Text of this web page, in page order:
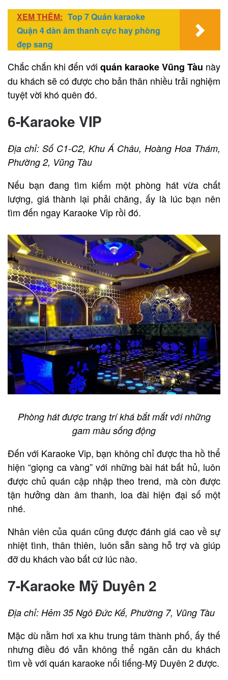
XEM THÊM: Top 7 Quán karaoke
Quận 4 dàn âm thanh cực hay phòng
đẹp sang
Chắc chắn khi đến với quán karaoke Vũng Tàu này
du khách sẽ có được cho bản thân nhiều trải nghiệm
tuyệt vời khó quên đó.
6-Karaoke VIP
Địa chỉ: Số C1-C2, Khu Á Châu, Hoàng Hoa Thám,
Phường 2, Vũng Tàu
Nếu bạn đang tìm kiếm một phòng hát vừa chất
lượng, giá thành lại phải chăng, ấy là lúc bạn nên
tìm đến ngay Karaoke Vip rồi đó.
Phòng hát được trang trí khá bắt mắt với những
gam màu sống động
Đến với Karaoke Vip, bạn không chỉ được tha hồ thể
hiện “giọng ca vàng” với những bài hát bất hủ, luôn
được chủ quán cập nhập theo trend, mà còn được
tận hưởng dàn âm thanh, loa đài hiện đại số một
nhé.
Nhân viên của quán cũng được đánh giá cao về sự
nhiệt tình, thân thiên, luôn sẵn sàng hỗ trợ và giúp
đỡ du khách vào bất cứ lúc nào.
7-Karaoke Mỹ Duyên 2
Địa chỉ: Hẻm 35 Ngô Đức Kế, Phường 7, Vũng Tàu
Mặc dù nằm hơi xa khu trung tâm thành phố, ấy thế
nhưng điều đó vẫn không thể ngăn cản du khách
tìm về với quán karaoke nổi tiếng-Mỹ Duyên 2 được.